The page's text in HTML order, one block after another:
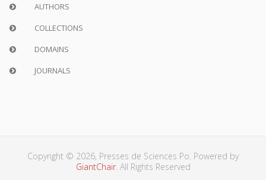
AUTHORS
COLLECTIONS
DOMAINS
JOURNALS
Copyright © 2026, Presses de Sciences Po. Powered by
GiantChair. All Rights Reserved